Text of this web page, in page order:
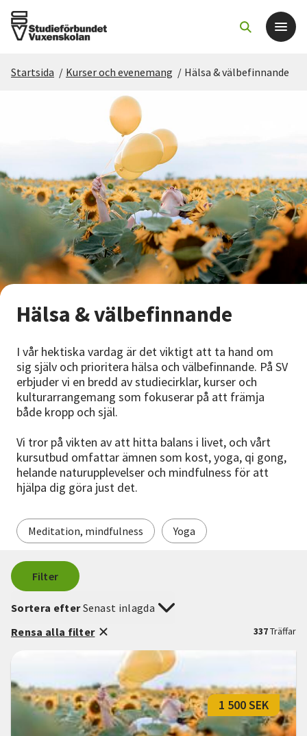
Sök kurser och evenemang
Om SV
Starta studiecirkel
Cirkelledare
Nyheter
Avdelningar
Lyssna
Startsida / Kurser och evenemang / Hälsa & välbefinnande
Hälsa & välbefinnande
I vår hektiska vardag är det viktigt att ta hand om
sig själv och prioritera hälsa och välbefinnande. På SV
erbjuder vi en bredd av studiecirklar, kurser och
kulturarrangemang som fokuserar på att främja
både kropp och själ.
Vi tror på vikten av att hitta balans i livet, och vårt
kursutbud omfattar ämnen som kost, yoga, qi gong,
helande naturupplevelser och mindfulness för att
hjälpa dig göra just det.
Meditation, mindfulness Yoga
Filter
337Träffar
Sortera efterSenast inlagda
Rensa alla filter
1 500 SEK